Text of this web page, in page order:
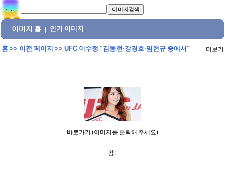
이미지 홈 인기 이미지
홈>> 이전 페이지 >> UFC 이수정 "김동현·강경호·임현규 중에서" 더보기
바로가기 (이미지를 클릭해 주세요)
펌: